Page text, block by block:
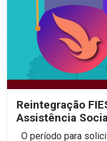
Reintegração
Assistência